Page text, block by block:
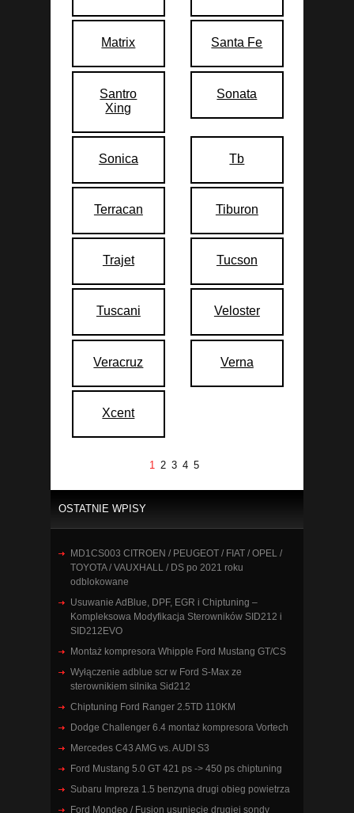
Matrix Santa Fe
Santro
Xing
Sonata
Sonica Tb
Terracan Tiburon
Trajet Tucson
Tuscani Veloster
Veracruz Verna
Xcent
1 2 3 4 5
OSTATNIE WPISY
MD1CS003 CITROEN / PEUGEOT / FIAT / OPEL /
TOYOTA / VAUXHALL / DS po 2021 roku
odblokowane
Usuwanie AdBlue, DPF, EGR i Chiptuning –
Kompleksowa Modyfikacja Sterowników SID212 i
SID212EVO
Montaż kompresora Whipple Ford Mustang GT/CS
Wyłączenie adblue scr w Ford S-Max ze
sterownikiem silnika Sid212
Chiptuning Ford Ranger 2.5TD 110KM
Dodge Challenger 6.4 montaż kompresora Vortech
Mercedes C43 AMG vs. AUDI S3
Ford Mustang 5.0 GT 421 ps -> 450 ps chiptuning
Subaru Impreza 1.5 benzyna drugi obieg powietrza
Ford Mondeo / Fusion usunięcie drugiej sondy